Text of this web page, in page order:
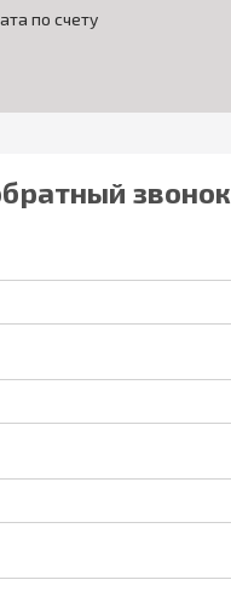
звонок